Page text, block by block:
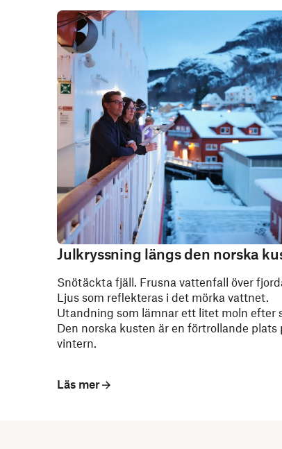
Julkryssning längs den norska
Snötäckta fjäll. Frusna vattenfall över
Ljus som reflekteras i det mörka vattnet.
Utandning som lämnar ett litet moln efter
Den norska kusten är en förtrollande plats
vintern.
Läs mer